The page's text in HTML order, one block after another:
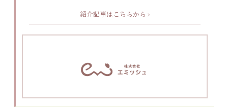
紹介記事はこちらから ›